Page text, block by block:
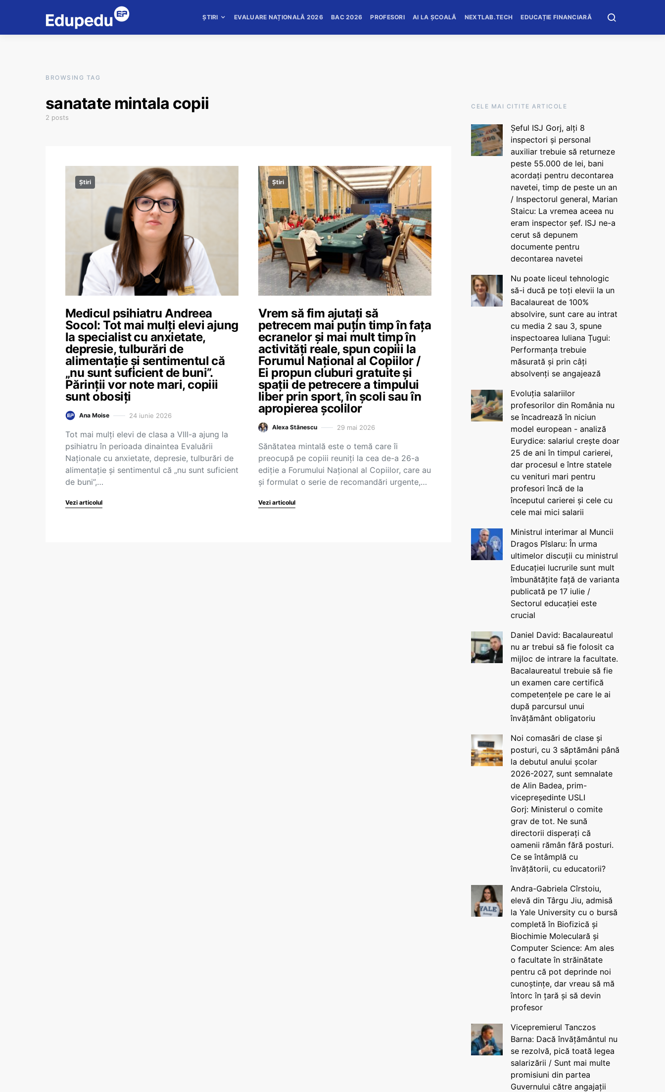
ȘTIRI EVALUARE NAȚIONALĂ 2026 BAC 2026 PROFESORI AI LA ȘCOALĂ NEXTLAB.TECH EDUCAȚIE FINANCIARĂ
BROWSING TAG
sanatate mintala copii
2 posts
Știri
Medicul psihiatru Andreea
Socol: Tot mai mulți elevi ajung
la specialist cu anxietate,
depresie, tulburări de
alimentație și sentimentul că
„nu sunt suficient de buni”.
Părinții vor note mari, copiii
sunt obosiți
Ana Moise 24 iunie 2026
Tot mai mulți elevi de clasa a VIII-a ajung la
psihiatru în perioada dinaintea Evaluării
Naționale cu anxietate, depresie, tulburări de
alimentație și sentimentul că „nu sunt suficient
de buni”,…
Vezi articolul
Știri
Vrem să fim ajutaţi să
petrecem mai puţin timp în faţa
ecranelor şi mai mult timp în
activităţi reale, spun copiii la
Forumul Naţional al Copiilor /
Ei propun cluburi gratuite și
spaţii de petrecere a timpului
liber prin sport, în şcoli sau în
apropierea şcolilor
Alexa Stănescu 29 mai 2026
Sănătatea mintală este o temă care îi
preocupă pe copiii reuniţi la cea de-a 26-a
ediţie a Forumului Naţional al Copiilor, care au
şi formulat o serie de recomandări urgente,…
Vezi articolul
CELE MAI CITITE ARTICOLE
Șeful ISJ Gorj, alți 8
inspectori și personal
auxiliar trebuie să returneze
peste 55.000 de lei, bani
acordați pentru decontarea
navetei, timp de peste un an
/ Inspectorul general, Marian
Staicu: La vremea aceea nu
eram inspector șef. ISJ ne-a
cerut să depunem
documente pentru
decontarea navetei
Nu poate liceul tehnologic
să-i ducă pe toți elevii la un
Bacalaureat de 100%
absolvire, sunt care au intrat
cu media 2 sau 3, spune
inspectoarea Iuliana Țugui:
Performanța trebuie
măsurată și prin câți
absolvenți se angajează
Evoluția salariilor
profesorilor din România nu
se încadrează în niciun
model european - analiză
Eurydice: salariul crește doar
25 de ani în timpul carierei,
dar procesul e între statele
cu venituri mari pentru
profesori încă de la
începutul carierei și cele cu
cele mai mici salarii
Ministrul interimar al Muncii
Dragos Pîslaru: În urma
ultimelor discuții cu ministrul
Educației lucrurile sunt mult
îmbunătățite față de varianta
publicată pe 17 iulie /
Sectorul educației este
crucial
Daniel David: Bacalaureatul
nu ar trebui să fie folosit ca
mijloc de intrare la facultate.
Bacalaureatul trebuie să fie
un examen care certifică
competențele pe care le ai
după parcursul unui
învățământ obligatoriu
Noi comasări de clase și
posturi, cu 3 săptămâni până
la debutul anului școlar
2026-2027, sunt semnalate
de Alin Badea, prim-
vicepreședinte USLI
Gorj: Ministerul o comite
grav de tot. Ne sună
directorii disperați că
oamenii rămân fără posturi.
Ce se întâmplă cu
învățătorii, cu educatorii?
Andra-Gabriela Cîrstoiu,
elevă din Târgu Jiu, admisă
la Yale University cu o bursă
completă în Biofizică și
Biochimie Moleculară și
Computer Science: Am ales
o facultate în străinătate
pentru că pot deprinde noi
cunoștințe, dar vreau să mă
întorc în țară și să devin
profesor
Vicepremierul Tanczos
Barna: Dacă învățământul nu
se rezolvă, pică toată legea
salarizării / Sunt mai multe
promisiuni din partea
Guvernului către angajații